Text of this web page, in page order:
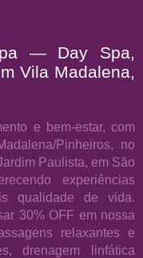
— Day Spa,
Vila Madalena,
e bem-estar, com
Pinheiros, no
Paulista, em São
experiências
qualidade de vida.
30% OFF em nossa
relaxantes e
drenagem linfática